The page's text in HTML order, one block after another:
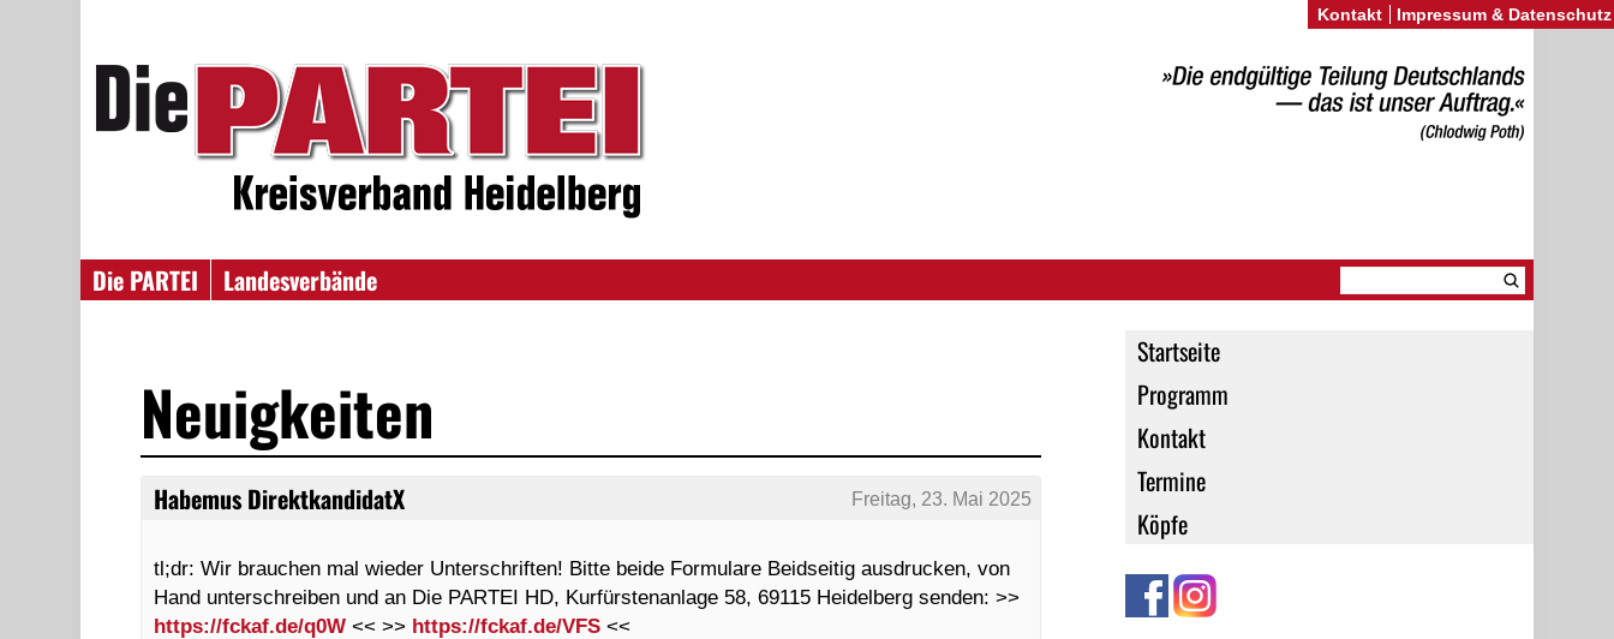
Die PARTEI
Landesverbände
Startseite
Programm
Kontakt
Termine
Köpfe
Neuigkeiten
Habemus DirektkandidatX Freitag, 23. Mai 2025
tl;dr: Wir brauchen mal wieder Unterschriften! Bitte beide Formulare Beidseitig ausdrucken, von
Hand unterschreiben und an Die PARTEI HD, Kurfürstenanlage 58, 69115 Heidelberg senden: >>
https://fckaf.de/q0W << >> https://fckaf.de/VFS <<
Kontakt Impressum & Datenschutz